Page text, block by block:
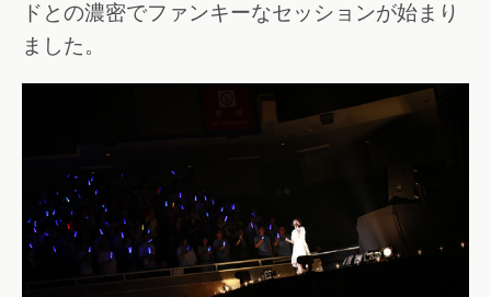
ドとの濃密でファンキーなセッションが始まり
ました。